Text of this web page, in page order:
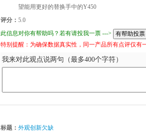
望能用更好的替换手中的Y450
评分： 5.0
此信息对你有帮助吗？若有请投我一票 --->
特别提醒：为确保数据真实性，同一产品所有点评仅有
我来对此观点说两句（最多400个字符）
标题： 外观创新欠缺